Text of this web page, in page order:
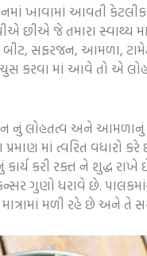
ખાવામાં આવતી
છીએ જે તમારા સ્વાથ્ય
બીટ, સફરજન, આમળા,
કરવા માં આવે તો એ
નું લોહતત્વ અને આમળાનું
પ્રમાણ માં ત્વરિત વધારો
કરી રક્ત ને શુદ્ધ રાખે
ગુણો ધરાવે છે.
મળી રહે છે અને તે